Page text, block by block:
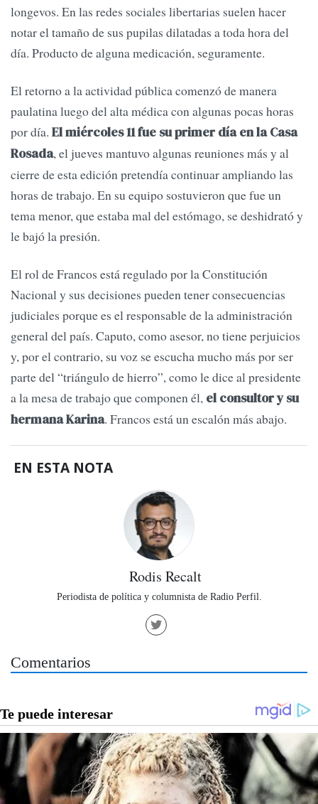
longevos. En las redes sociales libertarias suelen hacer
notar el tamaño de sus pupilas dilatadas a toda hora del
día. Producto de alguna medicación, seguramente.
El retorno a la actividad pública comenzó de manera
paulatina luego del alta médica con algunas pocas horas
por día. El miércoles 11 fue su primer día en la Casa
Rosada, el jueves mantuvo algunas reuniones más y al
cierre de esta edición pretendía continuar ampliando las
horas de trabajo. En su equipo sostuvieron que fue un
tema menor, que estaba mal del estómago, se deshidrató y
le bajó la presión.
El rol de Francos está regulado por la Constitución
Nacional y sus decisiones pueden tener consecuencias
judiciales porque es el responsable de la administración
general del país. Caputo, como asesor, no tiene perjuicios
y, por el contrario, su voz se escucha mucho más por ser
parte del “triángulo de hierro”, como le dice al presidente
a la mesa de trabajo que componen él, el consultor y su
hermana Karina. Francos está un escalón más abajo.
EN ESTA NOTA
Rodis Recalt
Periodista de política y columnista de Radio Perfil.
Comentarios